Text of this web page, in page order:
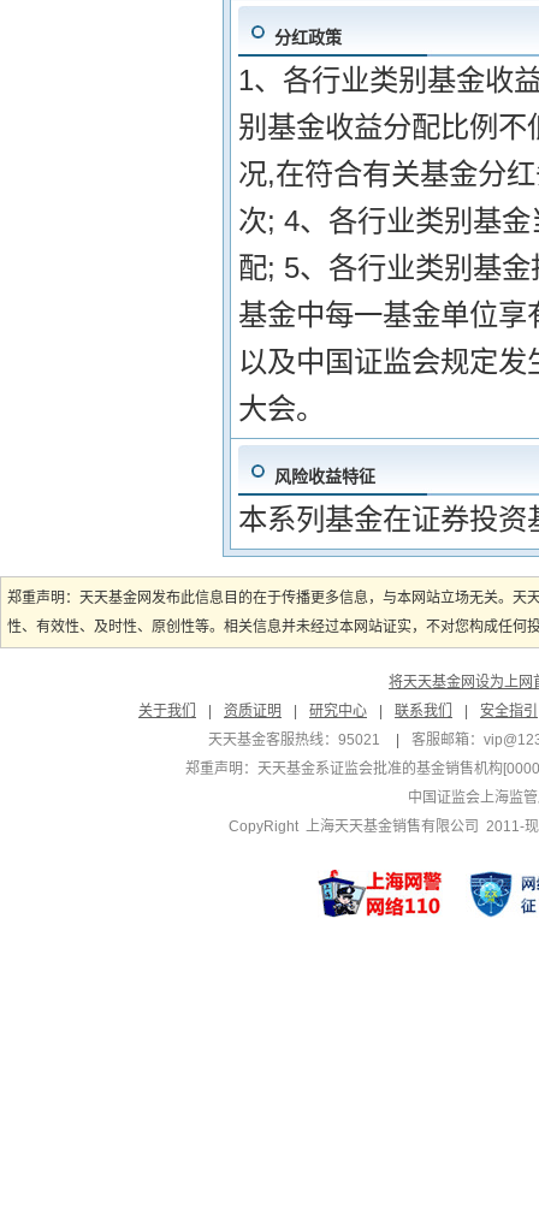
分红政策
1、各行业类别基金收
别基金收益分配比例
况,在符合有关基金分
次; 4、各行业类别基
配; 5、各行业类别基
基金中每一基金单位
以及中国证监会规定
大会。
风险收益特征
本系列基金在证券投
郑重声明：天天基金网发布此信息目的在于传播更多信息，与本网站立场无关。
性、有效性、及时性、原创性等。相关信息并未经过本网站证实，不对您构成任
将天天基金网设为上网
关于我们
资质证明 研究中心 联系我们
安全指引
天天基金客服热线：95021
客服邮箱：
郑重声明： 天天基金系证监会批准的基金销售机构
中国证监会上海监
CopyRight 上海天天基金销售有限公司 2011-